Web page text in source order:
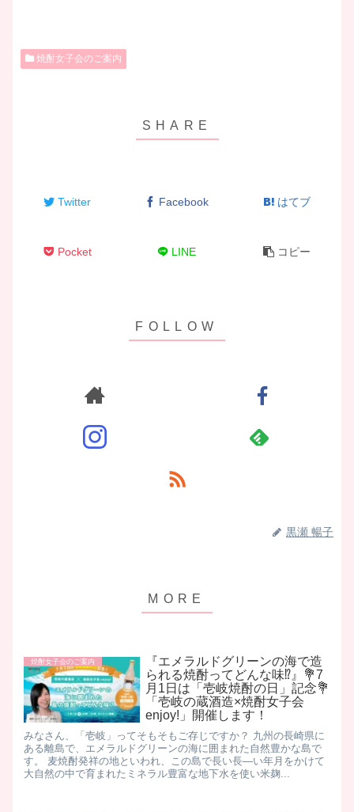
焼酎女子会のご案内
Twitter Facebook はてブ
Pocket LINE コピー
黒瀬 暢子
焼酎女子会のご案内
『エメラルドグリーンの海で造
られる焼酎ってどんな味⁉️』💐7
月1日は「壱岐焼酎の日」記念💐
「壱岐の蔵酒造×焼酎女子会
enjoy!」開催します！
みなさん、「壱岐」ってそもそもご存じですか？ 九州の長崎県に
ある離島で、エメラルドグリーンの海に囲まれた自然豊かな島で
す。 麦焼酎発祥の地といわれ、この島で長い長―い年月をかけて
大自然の中で育まれたミネラル豊富な地下水を使い米麹...